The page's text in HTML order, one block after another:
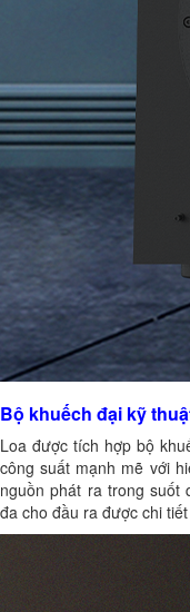
Bộ khuếch đại kỹ
Loa được tích hợp bộ
công suất mạnh mẽ với
nguồn phát ra trong
đa cho đầu ra được chi